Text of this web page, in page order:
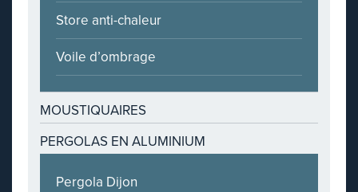
Store anti-chaleur
Voile d’ombrage
MOUSTIQUAIRES
PERGOLAS EN ALUMINIUM
Pergola Dijon